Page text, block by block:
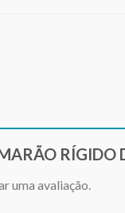
RÍGIDO
uma avaliação.